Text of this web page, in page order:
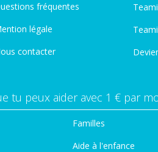
fréquentes
légale
contacter
tu peux aider avec 1 € par
Familles
Aide à l'enfance